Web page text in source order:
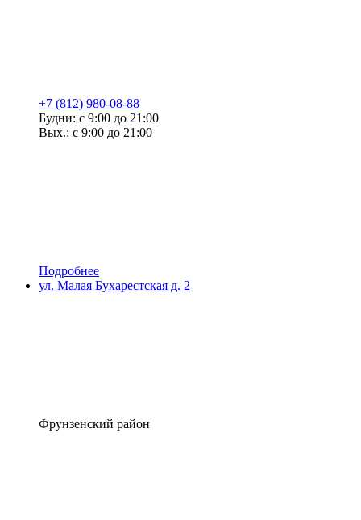
+7 (812) 980-08-88
Будни: с 9:00 до 21:00
Вых.: с 9:00 до 21:00
Подробнее
ул. Малая Бухарестская д. 2
Фрунзенский район